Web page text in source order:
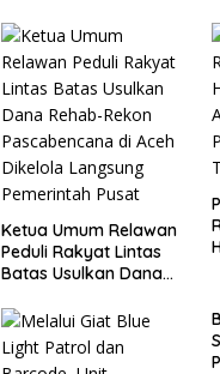
Ketua Umum Relawan
Peduli Rakyat Lintas
Batas Usulkan Dana
Pascabencana di Aceh
Dikelola Langsung
Pemerintah Pusat